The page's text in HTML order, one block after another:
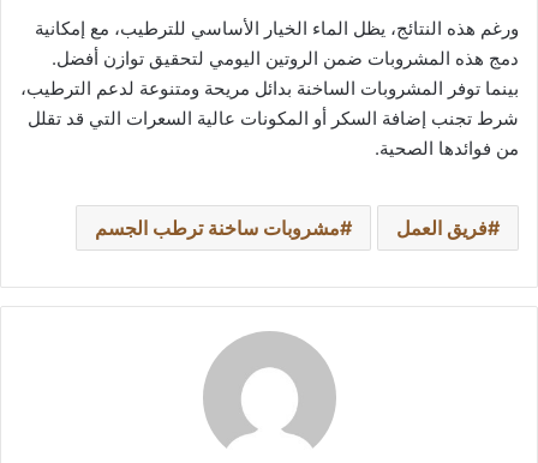
ورغم هذه النتائج، يظل الماء الخيار الأساسي للترطيب، مع إمكانية
دمج هذه المشروبات ضمن الروتين اليومي لتحقيق توازن أفضل.
بينما توفر المشروبات الساخنة بدائل مريحة ومتنوعة لدعم الترطيب،
شرط تجنب إضافة السكر أو المكونات عالية السعرات التي قد تقلل
من فوائدها الصحية.
فريق العمل مشروبات ساخنة ترطب الجسم